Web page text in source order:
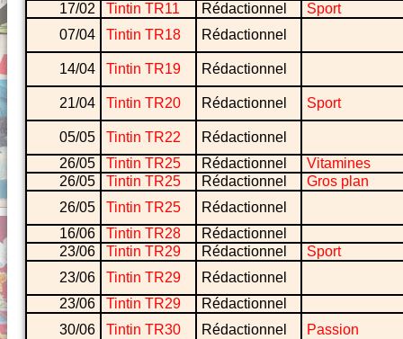
17/02
Tintin TR11 Rédactionnel
Sport
07/04
Tintin TR18 Rédactionnel
14/04 Tintin TR19 Rédactionnel
21/04 Tintin TR20 Rédactionnel Sport
05/05 Tintin TR22
Rédactionnel
26/05
Tintin TR25 Rédactionnel
Vitamines
26/05
Tintin TR25 Rédactionnel
Gros plan
26/05
Tintin TR25
Rédactionnel
16/06
Tintin TR28
Rédactionnel
23/06
Tintin TR29 Rédactionnel
Sport
23/06
Tintin TR29
Rédactionnel
23/06
Tintin TR29
Rédactionnel
30/06
Tintin TR30 Rédactionnel
Passion